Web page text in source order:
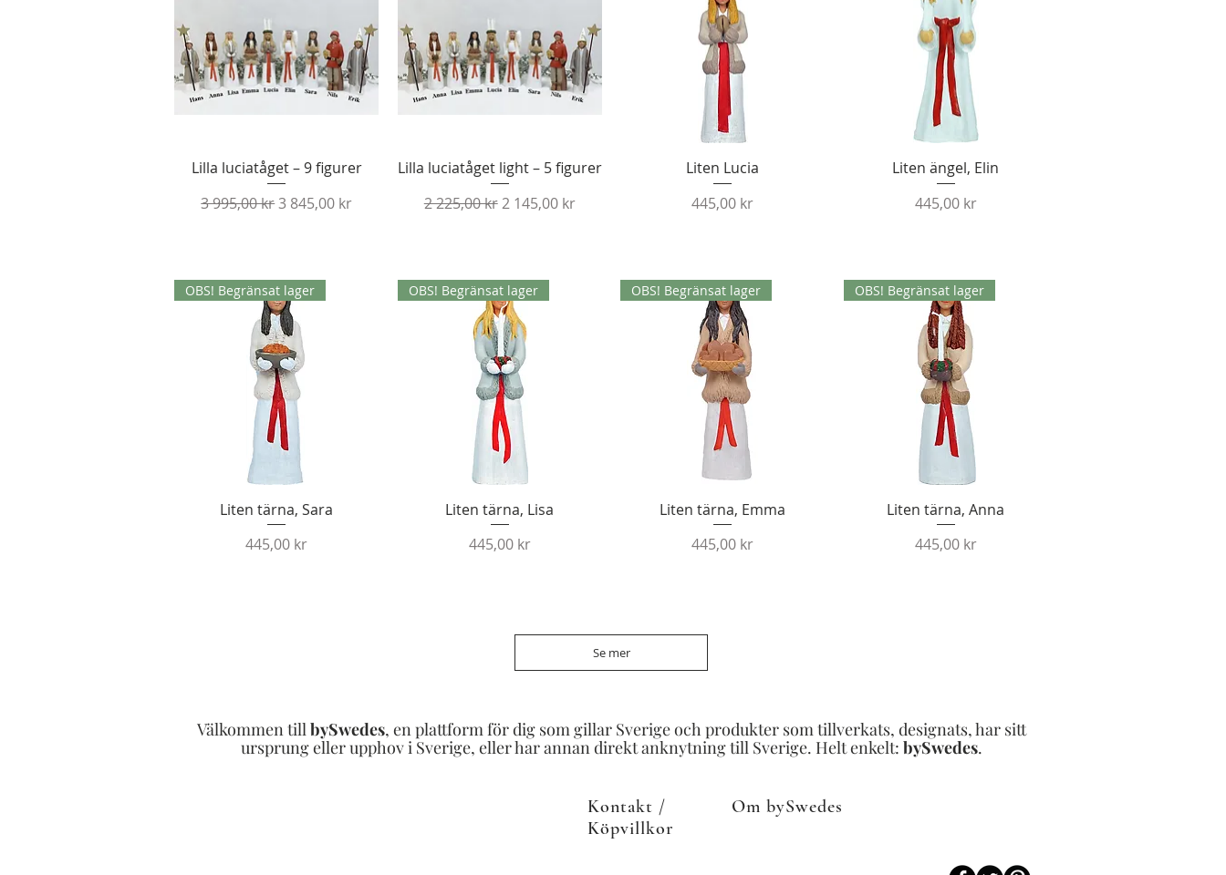
Snabbvisning
Lilla luciatåget – 9 figurer
Ordinarie pris
3 995,00 krReapris
3 845,00 kr
Snabbvisning
Lilla luciatåget light – 5 figurer
Ordinarie pris
2 225,00 kr Reapris
2 145,00 kr
Snabbvisning
Liten Lucia
Pris
445,00 kr
Snabbvisning
Liten ängel, Elin
Pris
445,00 kr
Snabbvisning
OBS! Begränsat lager
Liten tärna, Sara
Pris
445,00 kr
Snabbvisning
OBS! Begränsat lager
Liten tärna, Lisa
Pris
445,00 kr
Snabbvisning
OBS! Begränsat lager
Liten tärna, Emma
Pris
445,00 kr
Snabbvisning
OBS! Begränsat lager
Liten tärna, Anna
Pris
445,00 kr
Se mer
Välkommen tillbySwedes, en plattform för dig som gillar Sverige och produkter som tillverkats, designats, har sitt
ursprung eller upphov i Sverige, eller har annan direkt anknytning till Sverige. Helt enkelt: bySwedes.​
Kontakt /
Köpvillkor
Om bySwedes